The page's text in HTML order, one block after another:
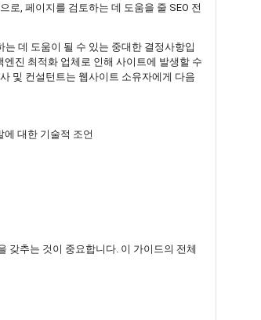
로, 페이지를 검토하는 데 도움을 줄 SEO 전
데 도움이 될 수 있는 중대한 결정사항입
진 최적화 업체로 인해 사이트에 발생할 수
및 컨설턴트는 웹사이트 소유자에게 다음
대한 기술적 조언
갖추는 것이 중요합니다. 이 가이드의 전체